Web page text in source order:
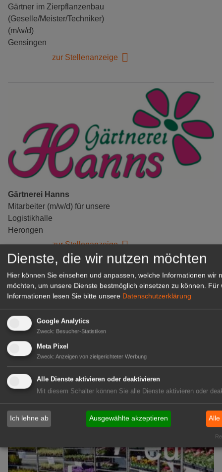
Gärtner im Zierpflanzenbau
(Geselle/Meister/Techniker)
(m/w/d)
Gensingen
zur Stellenanzeige
Gärtnerei Hanns
Mitarbeiter (m/w/d) für unsere
Logistikhalle
Herongen
zur Stellenanzeige
GABOT Immobilienangebote
1A-Lage, ihre Chance in der
grünen Branche
Repräsentative Immobilie für
IHREN Betrieb!
zur Anzeige
GABOT Marktplatz
Dienste, die wir nutzen möchten
Hier können Sie einsehen und anpassen, welche Informationen wir
möchten, um unsere Dienste bestmöglich einsetzen zu können. Für
Informationen lesen Sie bitte unsere Datenschutzerklärung
Google Analytics
Zweck: Besucher-Statistiken
Meta Pixel
Zweck: Anzeigen von zielgerichteter Werbung
Alle Dienste aktivieren oder deaktivieren
Mit diesem Schalter können Sie alle Dienste aktivieren oder
Ich lehne ab Ausgewählte akzeptieren Alle